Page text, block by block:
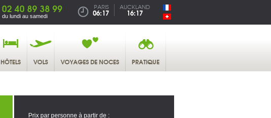
02 40 89 38 99
du lundi au samedi
PARIS
06:17
AUCKLAND
16:17
HÔTELS VOLS VOYAGES DE NOCES PRATIQUE
Prix par personne à partir de :